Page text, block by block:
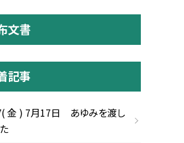
文書
記事
金 ) 7月17日 あゆみを渡し